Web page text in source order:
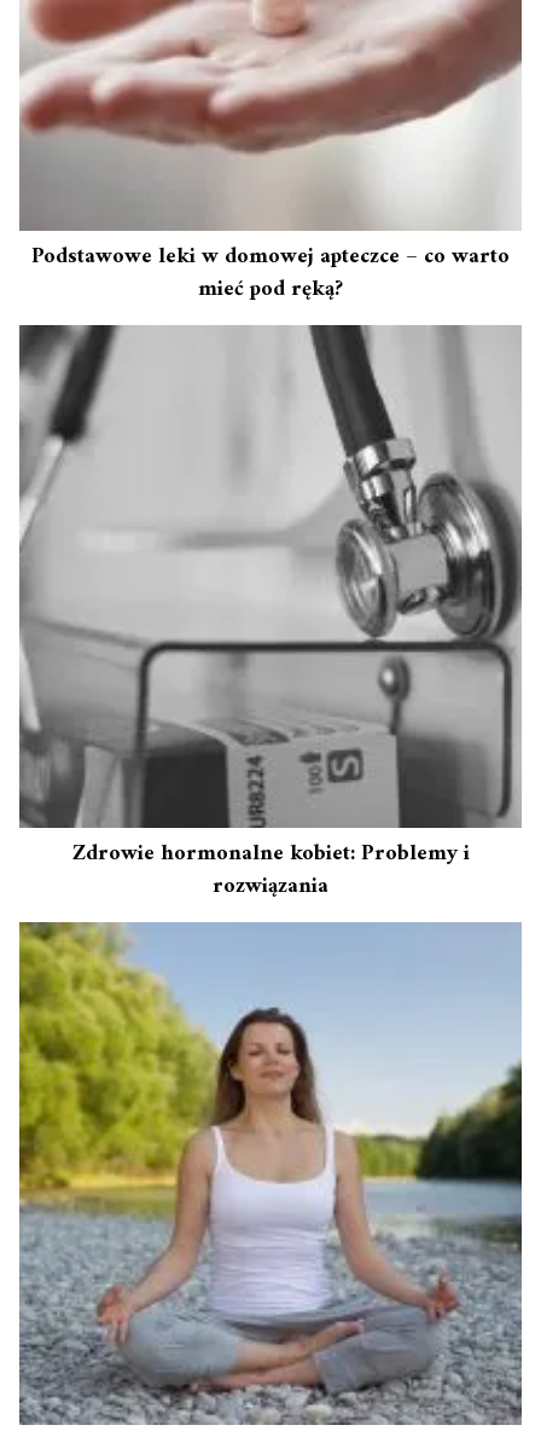
Podstawowe leki w domowej apteczce – co warto
mieć pod ręką?
Zdrowie hormonalne kobiet: Problemy i
rozwiązania